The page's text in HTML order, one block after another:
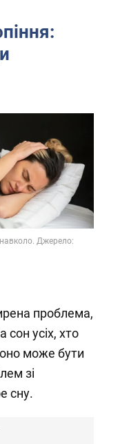
Джерело:
проблема,
сон усіх, хто
може бути
зі
сну.